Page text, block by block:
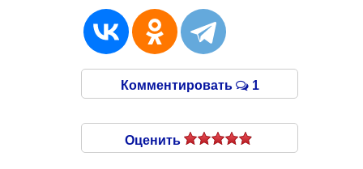
Комментировать 1
Оценить